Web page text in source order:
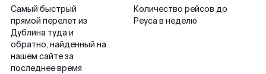
Самый быстрый
прямой перелет из
Дублина туда и
обратно, найденный на
нашем сайте за
последнее время
Количество рейсов до
Реуса в неделю